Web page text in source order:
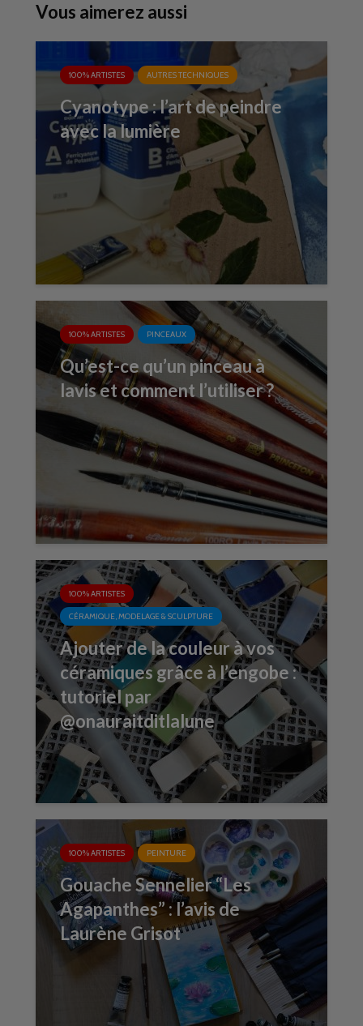
Vous aimerez aussi
100% ARTISTES AUTRES TECHNIQUES
Cyanotype : l’art de peindre
avec la lumière
100% ARTISTES PINCEAUX
Qu’est-ce qu’un pinceau à
lavis et comment l’utiliser ?
100% ARTISTES
CÉRAMIQUE, MODELAGE & SCULPTURE
Ajouter de la couleur à vos
céramiques grâce à l’engobe :
tutoriel par
@onauraitditlalune
100% ARTISTES PEINTURE
Gouache Sennelier “Les
Agapanthes” : l’avis de
Laurène Grisot